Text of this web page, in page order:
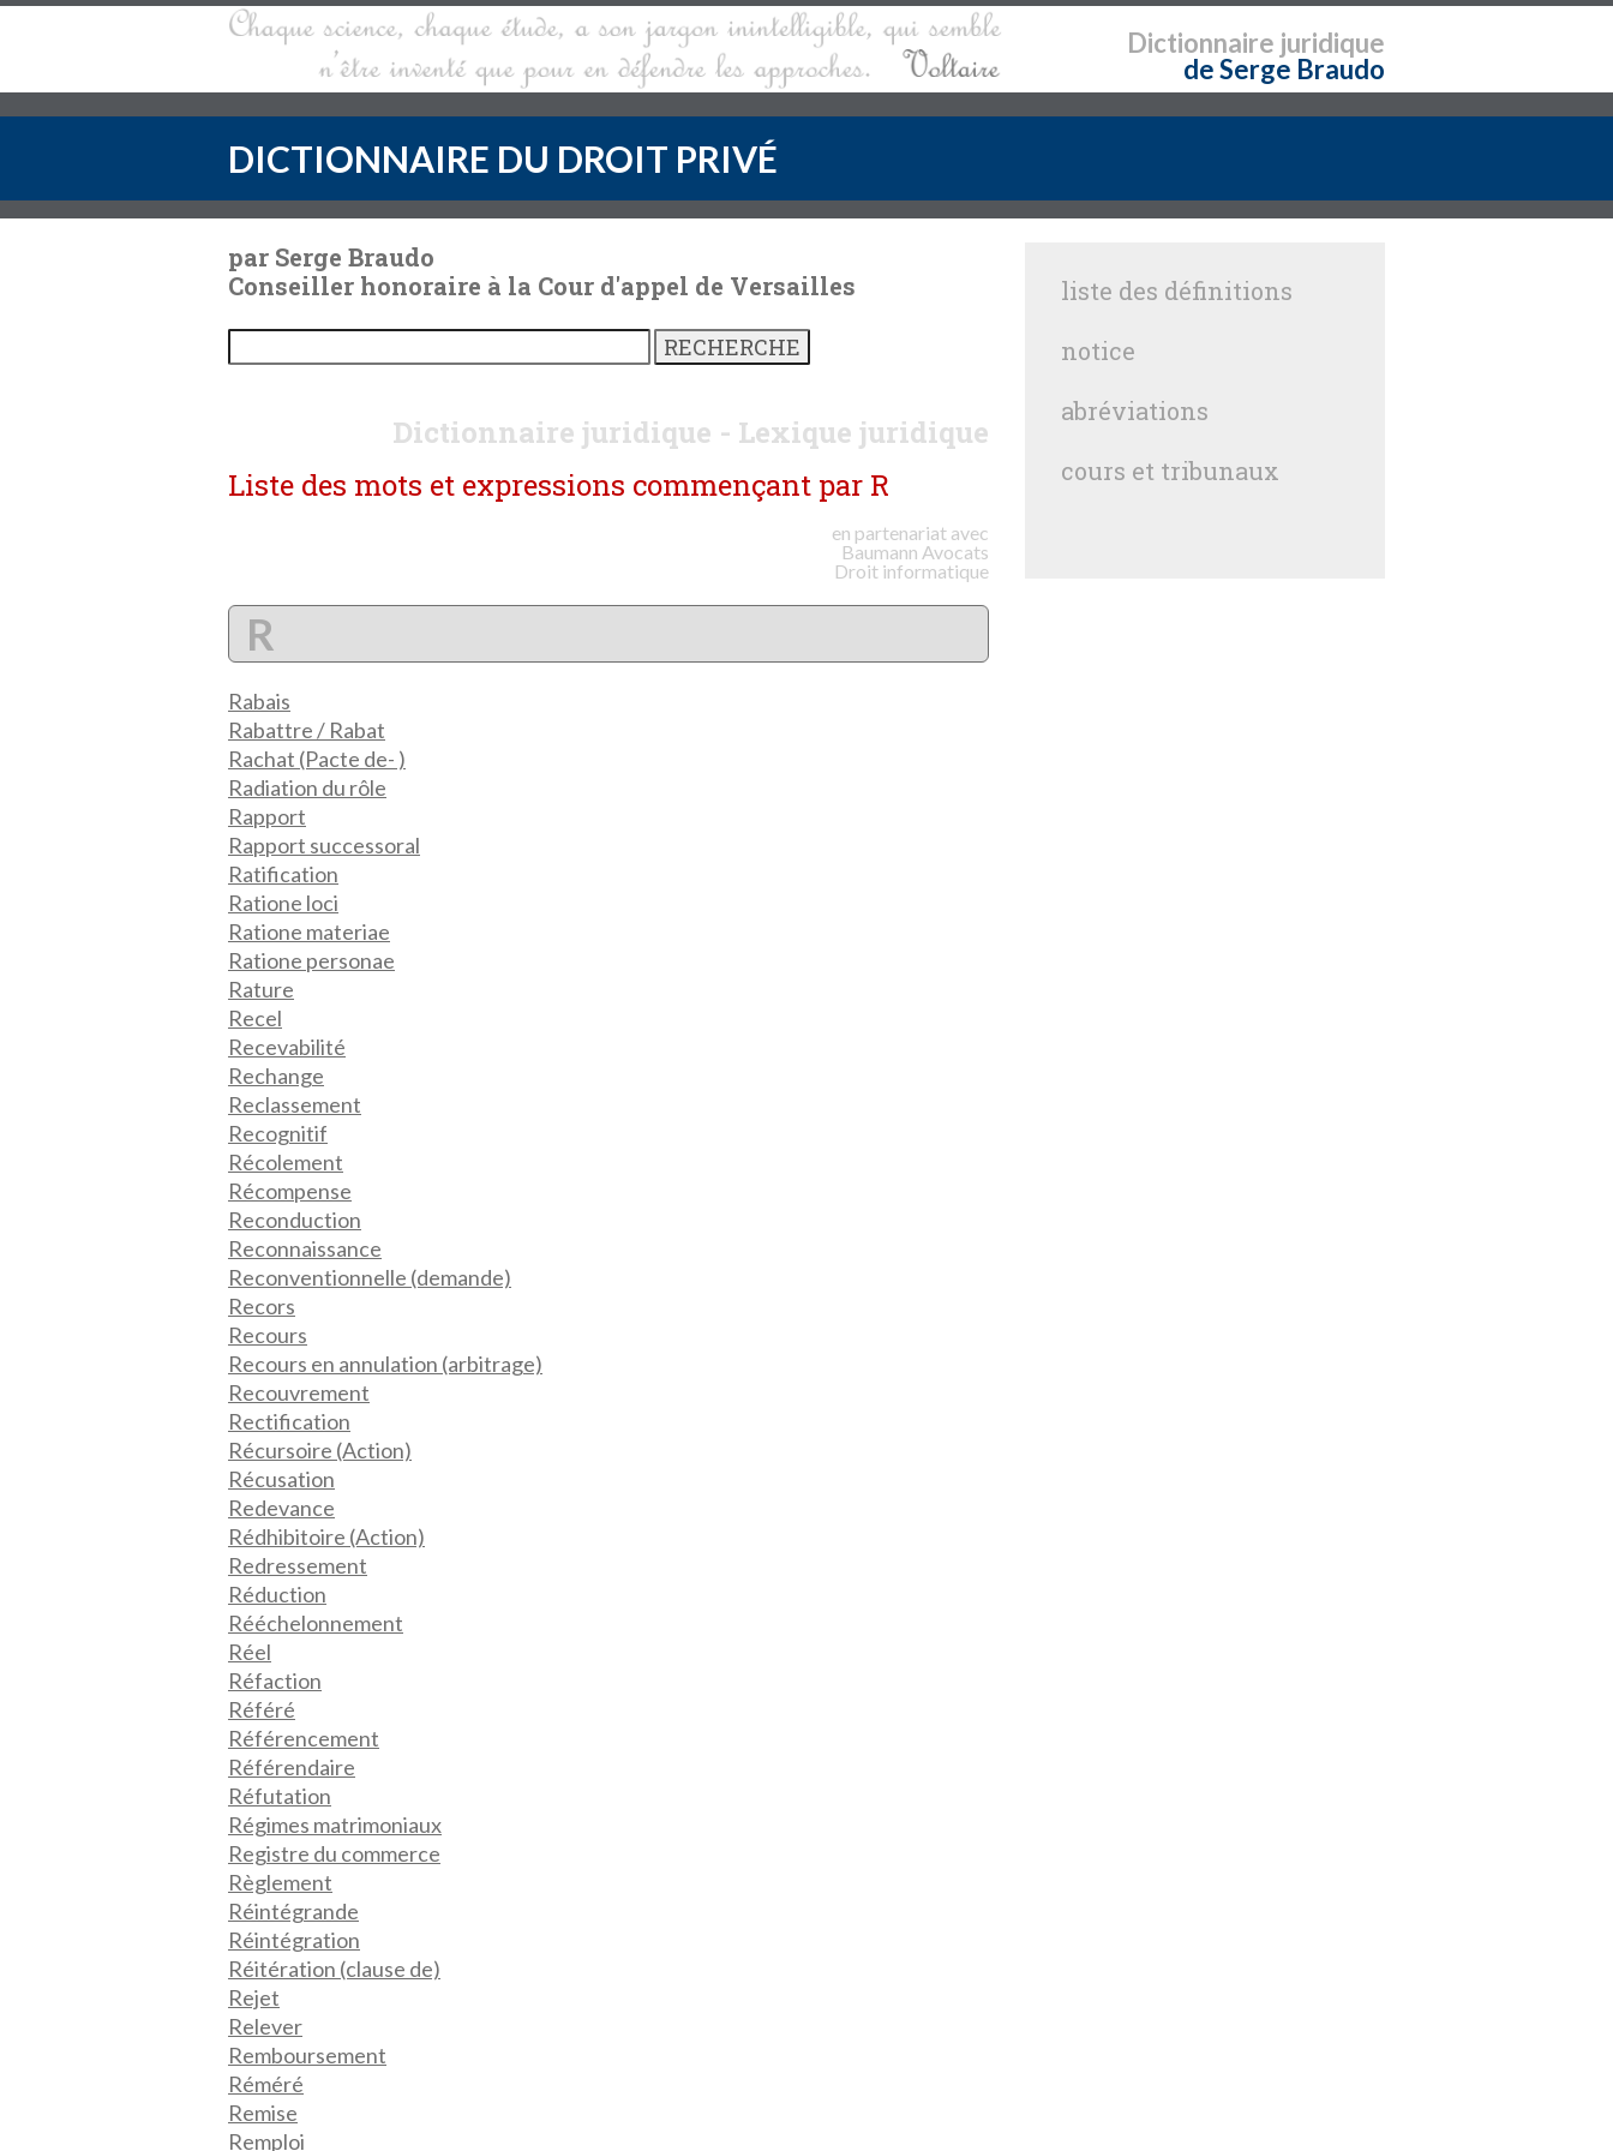
Dictionnaire juridique
de Serge Braudo
DICTIONNAIRE DU DROIT PRIVÉ
par Serge Braudo
Conseiller honoraire à la Cour d'appel de Versailles
Dictionnaire juridique - Lexique juridique
Liste des mots et expressions commençant par R
en partenariat avec
Baumann Avocats
Droit informatique
R
Rabais
Rabattre / Rabat
Rachat (Pacte de- )
Radiation du rôle
Rapport
Rapport successoral
Ratification
Ratione loci
Ratione materiae
Ratione personae
Rature
Recel
Recevabilité
Rechange
Reclassement
Recognitif
Récolement
Récompense
Reconduction
Reconnaissance
Reconventionnelle (demande)
Recors
Recours
Recours en annulation (arbitrage)
Recouvrement
Rectification
Récursoire (Action)
Récusation
Redevance
Rédhibitoire (Action)
Redressement
Réduction
Rééchelonnement
Réel
Réfaction
Référé
Référencement
Référendaire
Réfutation
Régimes matrimoniaux
Registre du commerce
Règlement
Réintégrande
Réintégration
Réitération (clause de)
Rejet
Relever
Remboursement
Réméré
Remise
Remploi
liste des définitions
notice
abréviations
cours et tribunaux